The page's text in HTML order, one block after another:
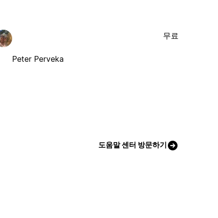
Peter Perveka
무료
도움말 센터 방문하기